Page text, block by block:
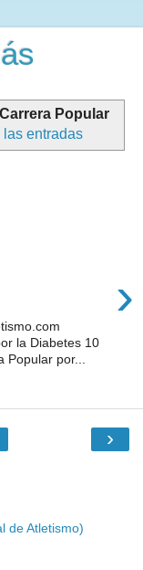
Carrera Popular
las entradas
›
la Diabetes 10
por...
›
de Atletismo)